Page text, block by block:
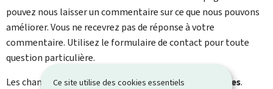
Ce site utilise des cookies essentiels
pouvez nous laisser un commentaire sur ce que nous pouvons
améliorer. Vous ne recevrez pas de réponse à votre
commentaire. Utilisez le formulaire de contact pour toute
question particulière.
Les champs marqués d’une étoile ( * ) sont obligatoires.